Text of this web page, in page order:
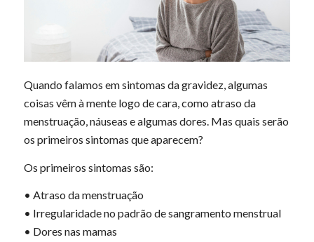
Quando falamos em sintomas da gravidez, algumas
coisas vêm à mente logo de cara, como atraso da
menstruação, náuseas e algumas dores. Mas quais serão
os primeiros sintomas que aparecem?
Os primeiros sintomas são:
• Atraso da menstruação
• Irregularidade no padrão de sangramento menstrual
• Dores nas mamas